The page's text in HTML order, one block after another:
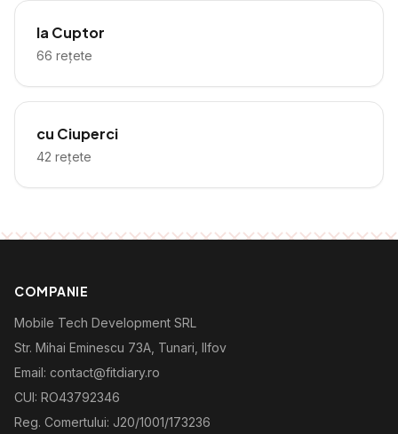
la Cuptor
66 rețete
cu Ciuperci
42 rețete
COMPANIE
Mobile Tech Development SRL
Str. Mihai Eminescu 73A, Tunari, Ilfov
Email: contact@fitdiary.ro
CUI: RO43792346
Reg. Comertului: J20/1001/173236